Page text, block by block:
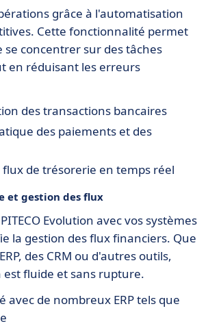
grâce à l'automatisation
Cette fonctionnalité permet
se concentrer sur des tâches
en réduisant les erreurs
des transactions bancaires
des paiements et des
flux de trésorerie en temps réel
et gestion des flux
Evolution avec vos systèmes
la gestion des flux financiers. Que
des CRM ou d'autres outils,
fluide et sans rupture.
avec de nombreux ERP tels que